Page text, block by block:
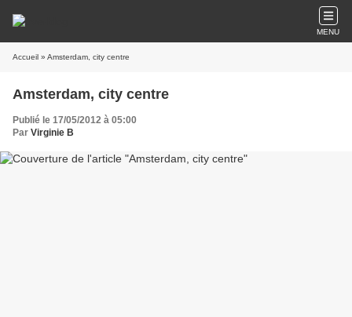
MENU
Accueil » Amsterdam, city centre
Amsterdam, city centre
Publié le 17/05/2012 à 05:00
Par Virginie B